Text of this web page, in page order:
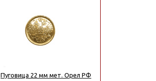
Пуговица 22 мм мет. Орел РФ